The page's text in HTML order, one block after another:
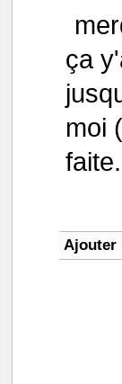
ça
moi
Ajouter